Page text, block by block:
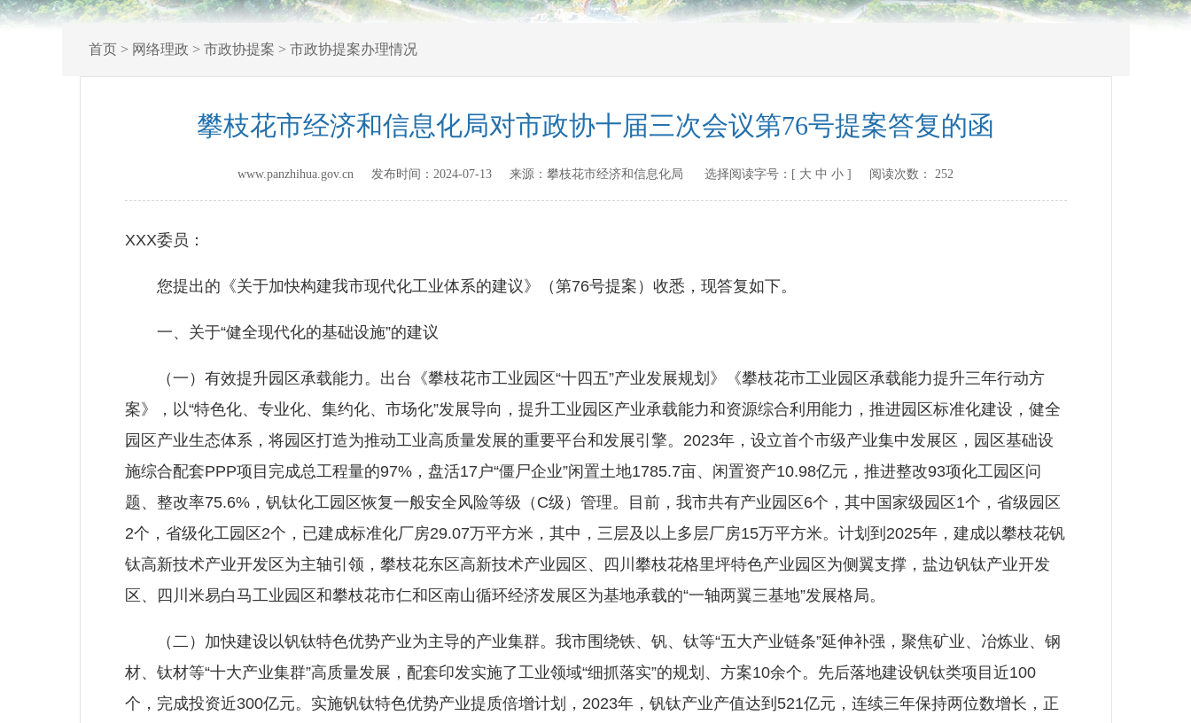
首页> 网络理政 > 市政协提案 > 市政协提案办理情况
攀枝花市经济和信息化局对市政协十届三次会议第76号提案答复的函
www.panzhihua.gov.cn 发布时间： 2024-07-13 来源： 攀枝花市经济和信息化局 选择阅读字号：[ 大 中 小 ] 阅读次数： 252
XXX委员：
您提出的《关于加快构建我市现代化工业体系的建议》（第76号提案）收悉，现答复如下。
一、关于“健全现代化的基础设施”的建议
（一）有效提升园区承载能力。出台《攀枝花市工业园区“十四五”产业发展规划》《攀枝花市工业园区承载能力提升三年行动方
案》，以“特色化、专业化、集约化、市场化”发展导向，提升工业园区产业承载能力和资源综合利用能力，推进园区标准化建设，健全
园区产业生态体系，将园区打造为推动工业高质量发展的重要平台和发展引擎。2023年，设立首个市级产业集中发展区，园区基础设
施综合配套PPP项目完成总工程量的97%，盘活17户“僵尸企业”闲置土地1785.7亩、闲置资产10.98亿元，推进整改93项化工园区问
题、整改率75.6%，钒钛化工园区恢复一般安全风险等级（C级）管理。目前，我市共有产业园区6个，其中国家级园区1个，省级园区
2个，省级化工园区2个，已建成标准化厂房29.07万平方米，其中，三层及以上多层厂房15万平方米。计划到2025年，建成以攀枝花钒
钛高新技术产业开发区为主轴引领，攀枝花东区高新技术产业园区、四川攀枝花格里坪特色产业园区为侧翼支撑，盐边钒钛产业开发
区、四川米易白马工业园区和攀枝花市仁和区南山循环经济发展区为基地承载的“一轴两翼三基地”发展格局。
（二）加快建设以钒钛特色优势产业为主导的产业集群。我市围绕铁、钒、钛等“五大产业链条”延伸补强，聚焦矿业、冶炼业、钢
材、钛材等“十大产业集群”高质量发展，配套印发实施了工业领域“细抓落实”的规划、方案10余个。先后落地建设钒钛类项目近100
个，完成投资近300亿元。实施钒钛特色优势产业提质倍增计划，2023年，钒钛产业产值达到521亿元，连续三年保持两位数增长，正